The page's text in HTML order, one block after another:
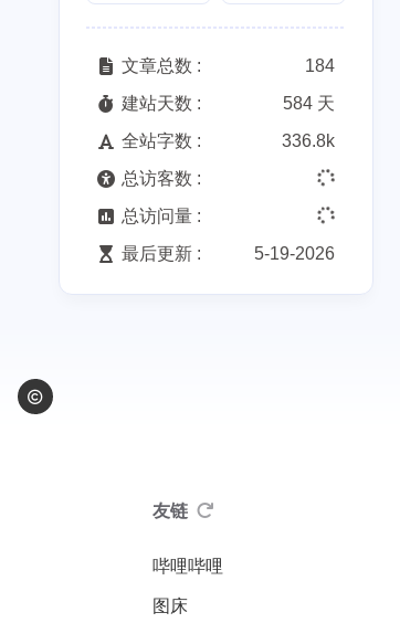
文章总数 :
184
建站天数 :
584 天
全站字数 :
336.8k
总访客数 :
总访问量 :
最后更新 :
5-19-2026
友链
哔哩哔哩
图床